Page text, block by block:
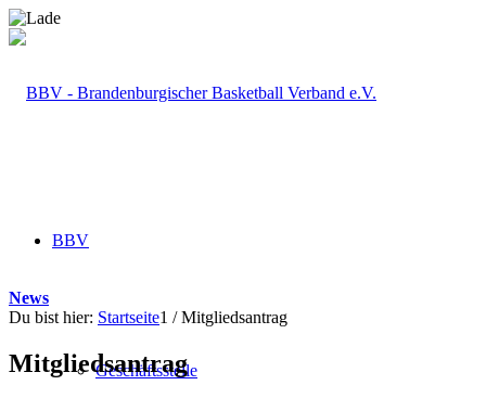
BBV
Geschäftsstelle
News
Du bist hier: Startseite1 / Mitgliedsantrag
Mitgliedsantrag